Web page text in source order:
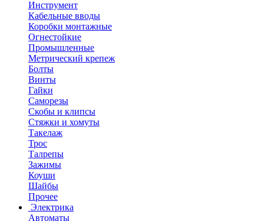
Инструмент
Кабельные вводы
Коробки монтажные
Огнестойкие
Промышленные
Метрический крепеж
Болты
Винты
Гайки
Саморезы
Скобы и клипсы
Стяжки и хомуты
Такелаж
Трос
Талрепы
Зажимы
Коуши
Шайбы
Прочее
Электрика
Автоматы